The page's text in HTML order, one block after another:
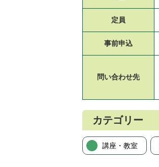
定員
事前申込
問い合わせ先
カテゴリー
講座・教室